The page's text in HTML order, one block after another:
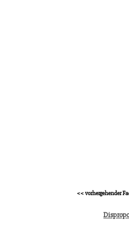
<< vorhergehender